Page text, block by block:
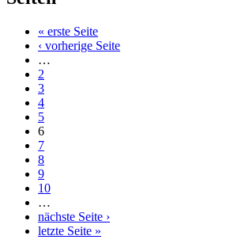
« erste Seite
‹ vorherige Seite
…
2
3
4
5
6
7
8
9
10
…
nächste Seite ›
letzte Seite »